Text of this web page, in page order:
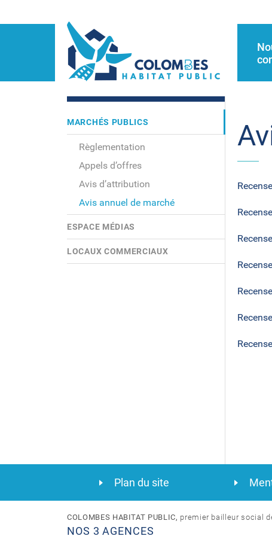
MARCHÉS PUBLICS
Règlementation
Appels d’offres
Avis d’attribution
Avis annuel de marché
ESPACE MÉDIAS
LOCAUX COMMERCIAUX
Plan du site
COLOMBES HABITAT PUBLIC, premier bailleur social
NOS 3 AGENCES